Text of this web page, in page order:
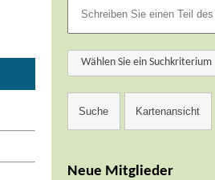
Wählen Sie ein Suchkriterium
Neue Mitglieder